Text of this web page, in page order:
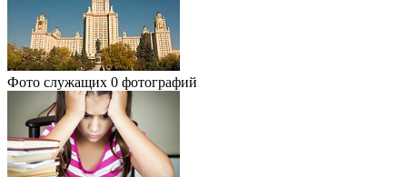
Фото служащих 0 фотографий